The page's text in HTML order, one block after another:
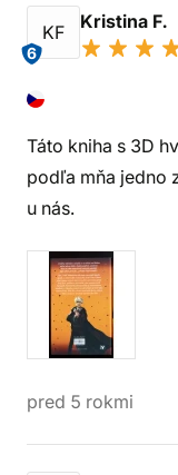
KF
6
Kristina F.
Táto kniha s 3D
podľa mňa jedno
u nás.
pred 5 rokmi